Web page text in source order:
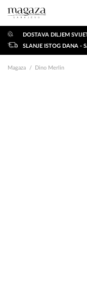
DOSTAVA DILJEM
SLANJE ISTOG DANA -
Magaza Dino Merlin